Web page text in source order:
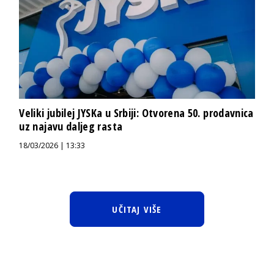
Veliki jubilej JYSKa u Srbiji: Otvorena 50. prodavnica
uz najavu daljeg rasta
18/03/2026 | 13:33
UČITAJ VIŠE